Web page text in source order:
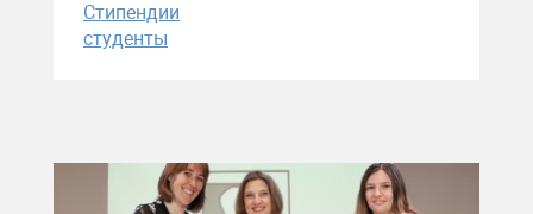
Стипендии
студенты